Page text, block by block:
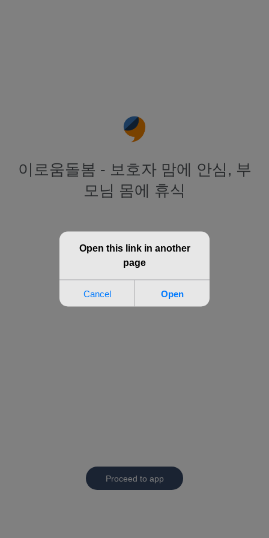
이로움돌봄 - 보호자 맘에 안심, 부
모님 몸에 휴식
Proceed to app